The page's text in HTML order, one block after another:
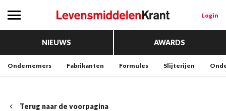
Login
NIEUWS AWARDS
Ondernemers Fabrikanten Formules Slijterijen
Terug naar de voorpagina